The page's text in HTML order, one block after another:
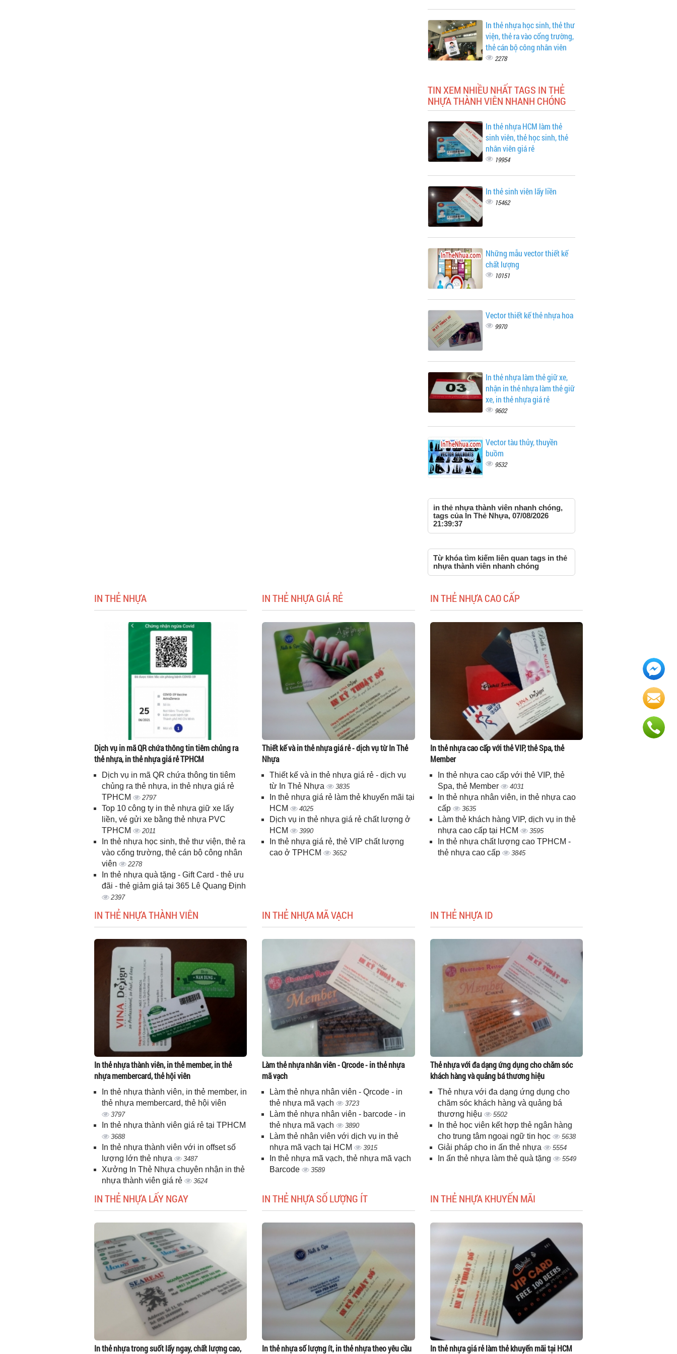
In thẻ nhựa học sinh, thẻ thư
viện, thẻ ra vào cổng trường,
thẻ cán bộ công nhân viên
2278
TIN XEM NHIỀU NHẤT TAGS IN THẺ
NHỰA THÀNH VIÊN NHANH CHÓNG
In thẻ nhựa HCM làm thẻ
sinh viên, thẻ học sinh, thẻ
nhân viên giá rẻ
19954
In thẻ sinh viên lấy liền
15462
Những mẫu vector thiết kế
chất lượng
10151
Vector thiết kế thẻ nhựa hoa
9970
In thẻ nhựa làm thẻ giữ xe,
nhận in thẻ nhựa làm thẻ giữ
xe, in thẻ nhựa giá rẻ
9602
Vector tàu thủy, thuyền
buồm
9532
in thẻ nhựa thành viên nhanh chóng,
tags của In Thẻ Nhựa, 07/08/2026
21:39:37
Từ khóa tìm kiếm liên quan tags in thẻ
nhựa thành viên nhanh chóng
IN THẺ NHỰA
Dịch vụ in mã QR chứa thông tin tiêm chủng ra
thẻ nhựa, in thẻ nhựa giá rẻ TPHCM
Dịch vụ in mã QR chứa thông tin tiêm
chủng ra thẻ nhựa, in thẻ nhựa giá rẻ
TPHCM
2797
Top 10 công ty in thẻ nhựa giữ xe lấy
liền, vé gửi xe bằng thẻ nhựa PVC
TPHCM
2011
In thẻ nhựa học sinh, thẻ thư viện, thẻ ra
vào cổng trường, thẻ cán bộ công nhân
viên
2278
In thẻ nhựa quà tặng - Gift Card - thẻ ưu
đãi - thẻ giảm giá tại 365 Lê Quang Định
2397
IN THẺ NHỰA GIÁ RẺ
Thiết kế và in thẻ nhựa giá rẻ - dịch vụ từ In Thẻ
Nhựa
Thiết kế và in thẻ nhựa giá rẻ - dịch vụ
từ In Thẻ Nhựa
3835
In thẻ nhựa giá rẻ làm thẻ khuyến mãi tại
HCM
4025
Dịch vụ in thẻ nhựa giá rẻ chất lượng ở
HCM
3990
In thẻ nhựa giá rẻ, thẻ VIP chất lượng
cao ở TPHCM
3652
IN THẺ NHỰA CAO CẤP
In thẻ nhựa cao cấp với thẻ VIP, thẻ Spa, thẻ
Member
In thẻ nhựa cao cấp với thẻ VIP, thẻ
Spa, thẻ Member
4031
In thẻ nhựa nhân viên, in thẻ nhựa cao
cấp
3635
Làm thẻ khách hàng VIP, dịch vụ in thẻ
nhựa cao cấp tại HCM
3595
In thẻ nhựa chất lượng cao TPHCM -
thẻ nhựa cao cấp
3845
IN THẺ NHỰA THÀNH VIÊN
In thẻ nhựa thành viên, in thẻ member, in thẻ
nhựa membercard, thẻ hội viên
In thẻ nhựa thành viên, in thẻ member, in
thẻ nhựa membercard, thẻ hội viên
3797
In thẻ nhựa thành viên giá rẻ tại TPHCM
3688
In thẻ nhựa thành viên với in offset số
lượng lớn thẻ nhựa
3487
Xưởng In Thẻ Nhựa chuyên nhận in thẻ
nhựa thành viên giá rẻ
3624
IN THẺ NHỰA MÃ VẠCH
Làm thẻ nhựa nhân viên - Qrcode - in thẻ nhựa
mã vạch
Làm thẻ nhựa nhân viên - Qrcode - in
thẻ nhựa mã vạch
3723
Làm thẻ nhựa nhân viên - barcode - in
thẻ nhựa mã vạch
3890
Làm thẻ nhân viên với dịch vụ in thẻ
nhựa mã vạch tại HCM
3915
In thẻ nhựa mã vạch, thẻ nhựa mã vạch
Barcode
3589
IN THẺ NHỰA ID
Thẻ nhựa với đa dạng ứng dụng cho chăm sóc
khách hàng và quảng bá thương hiệu
Thẻ nhựa với đa dạng ứng dụng cho
chăm sóc khách hàng và quảng bá
thương hiệu
5502
In thẻ học viên kết hợp thẻ ngân hàng
cho trung tâm ngoại ngữ tin học
5638
Giải pháp cho in ấn thẻ nhựa 5554
In ấn thẻ nhựa làm thẻ quà tặng 5549
IN THẺ NHỰA LẤY NGAY
In thẻ nhựa trong suốt lấy ngay, chất lượng cao,
IN THẺ NHỰA SỐ LƯỢNG ÍT
In thẻ nhựa số lượng ít, in thẻ nhựa theo yêu cầu
IN THẺ NHỰA KHUYẾN MÃI
In thẻ nhựa giá rẻ làm thẻ khuyến mãi tại HCM